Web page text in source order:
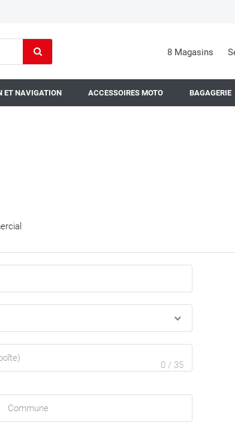
8 Magasins
ET NAVIGATION ACCESSOIRES MOTO BAGAGERIE
0 / 35